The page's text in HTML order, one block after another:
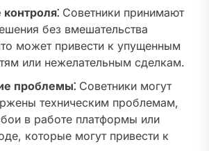
Советники принимают
без вмешательства
может привести к упущенным
или нежелательным сделкам.
проблемы⁚ Советники могут
техническим проблемам,
в работе платформы или
которые могут привести к